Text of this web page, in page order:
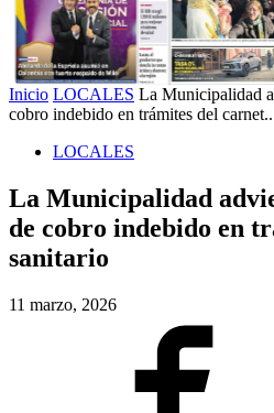
Inicio LOCALES La Municipalidad
cobro indebido en trámites del
LOCALES
La Municipalidad
de cobro indebido en
sanitario
11 marzo, 2026